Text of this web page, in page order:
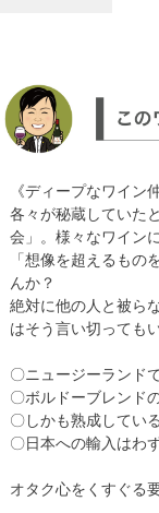
《ディープなワイン
各々が秘蔵していた
会」。様々なワイン
「想像を超えるもの
んか？
絶対に他の人と被ら
はそう言い切っても
〇ニュージーランド
〇ボルドーブレンド
〇しかも熟成している
〇日本への輸入はわ
オタク心をくすぐる